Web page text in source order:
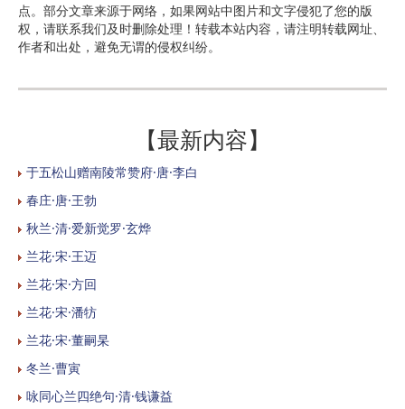
点。部分文章来源于网络，如果网站中图片和文字侵犯了您的版
权，请联系我们及时删除处理！转载本站内容，请注明转载网址、
作者和出处，避免无谓的侵权纠纷。
【最新内容】
于五松山赠南陵常赞府·唐·李白
春庄·唐·王勃
秋兰·清·爱新觉罗·玄烨
兰花·宋·王迈
兰花·宋·方回
兰花·宋·潘牥
兰花·宋·董嗣杲
冬兰·曹寅
咏同心兰四绝句·清·钱谦益